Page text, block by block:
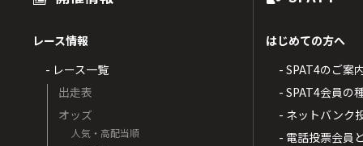
レース情報
- レース一覧
出走表
オッズ
人気・高配当順
はじめての方へ
- SPAT4のご案
- SPAT4会員の
- ネットバンク
- 電話投票会員